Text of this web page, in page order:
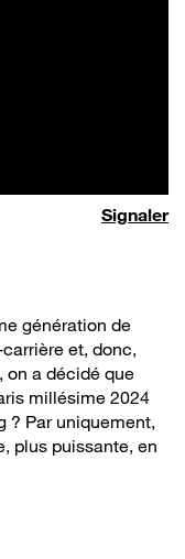
Signaler
génération de
et, donc,
on a décidé que
millésime 2024
? Par uniquement,
plus puissante, en